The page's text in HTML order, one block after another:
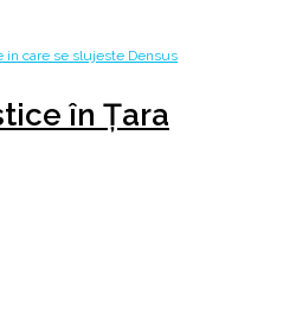
în Țara